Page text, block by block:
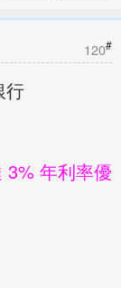
120#
行
3% 年利率優